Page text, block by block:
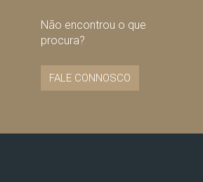
Não encontrou o que
procura?
FALE CONNOSCO